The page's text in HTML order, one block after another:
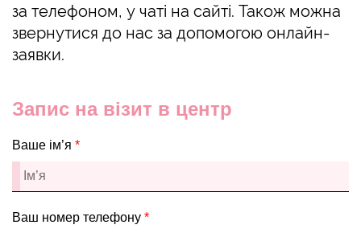
за телефоном, у чаті на сайті. Також можна
звернутися до нас за допомогою онлайн-
заявки.
Запис на візит в центр
Ваше ім’я *
Ваш номер телефону *